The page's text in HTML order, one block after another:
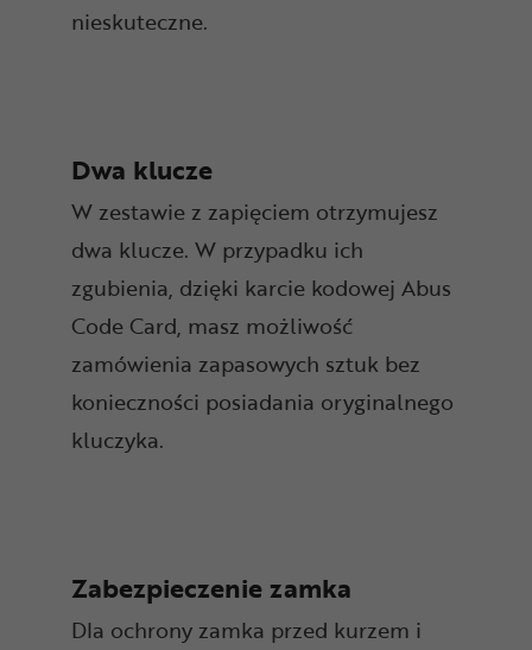
nieskuteczne.
Dwa klucze
W zestawie z zapięciem otrzymujesz
dwa klucze. W przypadku ich
zgubienia, dzięki karcie kodowej Abus
Code Card, masz możliwość
zamówienia zapasowych sztuk bez
konieczności posiadania oryginalnego
kluczyka.
Zabezpieczenie zamka
Dla ochrony zamka przed kurzem i